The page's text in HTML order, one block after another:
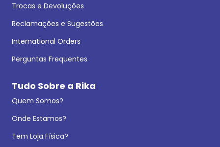
Trocas e Devoluções
Reclamações e Sugestões
International Orders
Perguntas Frequentes
Tudo Sobre a Rika
Quem Somos?
Onde Estamos?
Tem Loja Física?